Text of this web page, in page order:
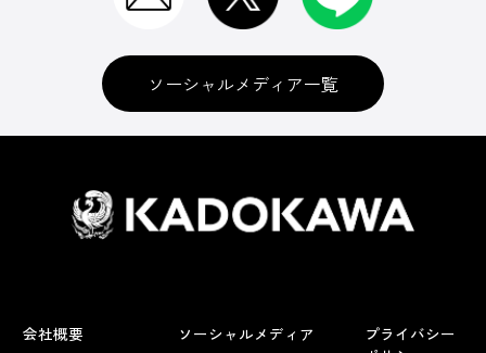
ソーシャルメディア一覧
会社概要 ソーシャルメディア
プライバシー